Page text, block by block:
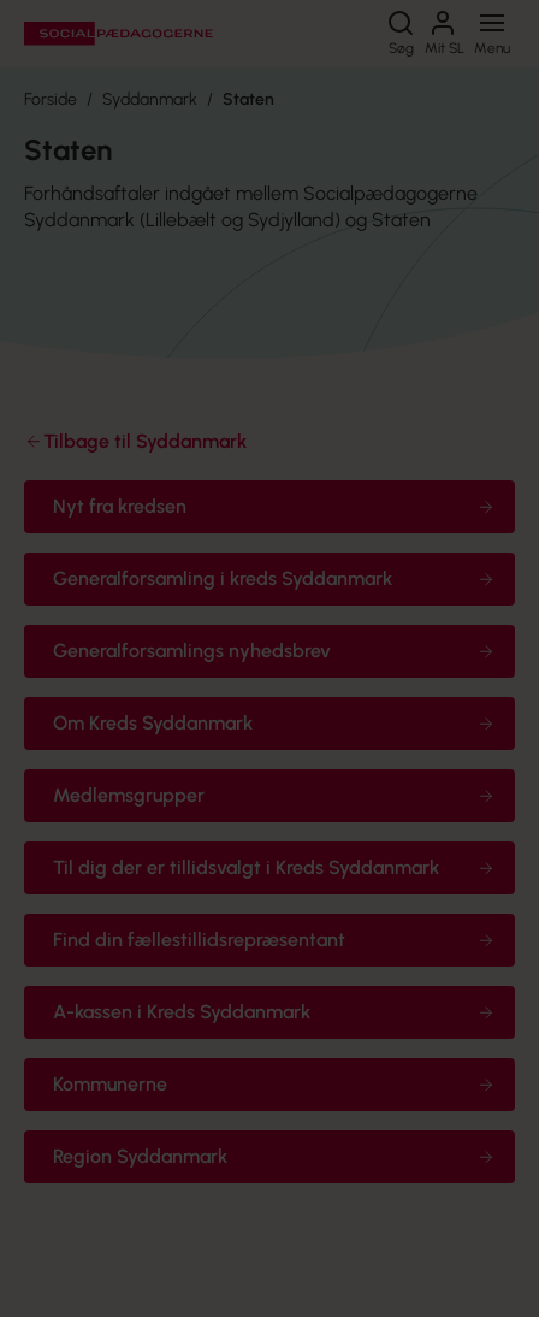
Søg Mit SL Menu
Søg
Forside Syddanmark Staten
Staten
Forhåndsaftaler indgået mellem Socialpædagogerne
Syddanmark (Lillebælt og Sydjylland) og Staten
Tilbage til Syddanmark
Nyt fra kredsen
Generalforsamling i kreds Syddanmark
Generalforsamlings nyhedsbrev
Om Kreds Syddanmark
Medlemsgrupper
Til dig der er tillidsvalgt i Kreds Syddanmark
Find din fællestillidsrepræsentant
A-kassen i Kreds Syddanmark
Kommunerne
Region Syddanmark